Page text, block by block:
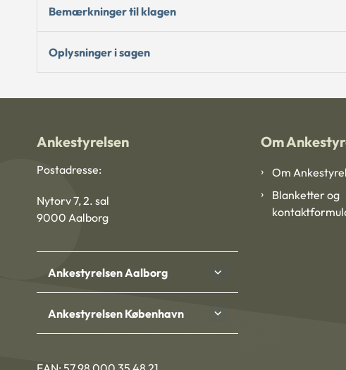
Bemærkninger til klagen
Oplysninger i sagen
Ankestyrelsen
Postadresse:
Nytorv 7, 2. sal
9000 Aalborg
Ankestyrelsen Aalborg
Ankestyrelsen København
Om
Om
Blanketter og